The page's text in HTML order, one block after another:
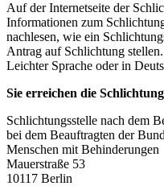
Auf der Internetseite der
Informationen zum
nachlesen, wie ein
Antrag auf Schlichtung
Leichter Sprache oder in
Sie erreichen die
Schlichtungsstelle nach dem
bei dem Beauftragten der
Menschen mit Behinderungen
Mauerstraße 53
10117 Berlin